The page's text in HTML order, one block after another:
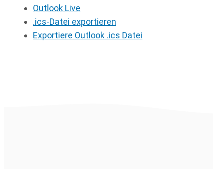
Outlook Live
.ics-Datei exportieren
Exportiere Outlook .ics Datei